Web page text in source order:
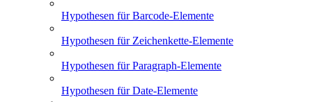
Hypothesen für Barcode-Elemente
Hypothesen für Zeichenkette-Elemente
Hypothesen für Paragraph-Elemente
Hypothesen für Date-Elemente